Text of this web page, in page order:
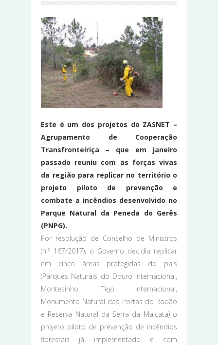
Este é um dos projetos do ZASNET –
Agrupamento de Cooperação
Transfronteiriça – que em janeiro
passado reuniu com as forças vivas
da região para replicar no território o
projeto piloto de prevenção e
combate a incêndios desenvolvido no
Parque Natural da Peneda do Gerês
(PNPG).
Por resolução de Conselho de Ministros
(n.º 167/2017), o Governo decidiu replicar
em cinco áreas protegidas do país
(Parques Naturais do Douro Internacional,
Montesinho, Tejo Internacional,
Monumento Natural das Portas do Rodão
e Reserva Natural da Serra da Malcata) o
projeto piloto de prevenção de incêndios
florestais já implementado e com